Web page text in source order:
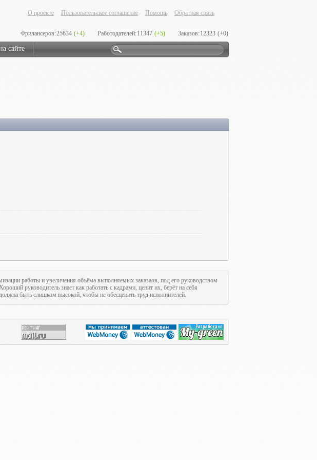
О проекте Пользовательское соглашение Помощь Обратная связь
Фрилансеров:25634 (+4) Работодателей:11347 (+5) Заказов:12323 (+0)
сайте
работы и увеличения объёма выполняемых заказаов, под его руководством
руководитель знает как работать с кадрами, ценит их, берёт на себя
быть слишком высокой, чтобы не обесценить труд исполнителей.